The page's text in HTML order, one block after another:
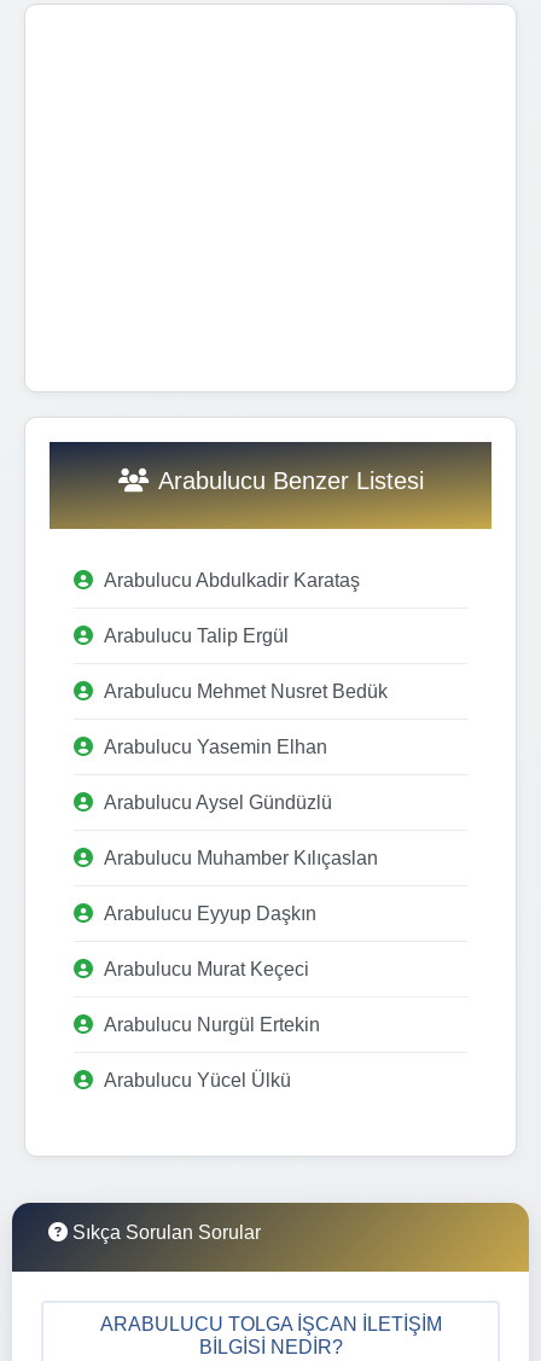
Arabulucu Benzer Listesi
Arabulucu Abdulkadir Karataş
Arabulucu Talip Ergül
Arabulucu Mehmet Nusret Bedük
Arabulucu Yasemin Elhan
Arabulucu Aysel Gündüzlü
Arabulucu Muhamber Kılıçaslan
Arabulucu Eyyup Daşkın
Arabulucu Murat Keçeci
Arabulucu Nurgül Ertekin
Arabulucu Yücel Ülkü
Sıkça Sorulan Sorular
ARABULUCU TOLGA İŞCAN İLETIŞIM
BILGISI NEDIR?